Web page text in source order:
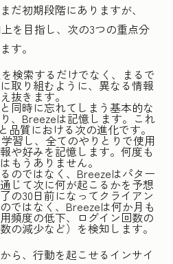
だ初期段階にありますが、
を目指し、次の3つの重点分
す。
検索するだけでなく、まるで
取り組むように、異なる情報
抜きます。
同時に忘れてしまう基本的な
、Breezeは記憶します。これ
品質における次の進化です。
習し、全てのやりとりで使用
や好みを記憶します。何度も
もうありません。
のではなく、Breezeはパター
じて次に何が起こるかを予想
の30日前になってクライアン
ではなく、Breezeは何か月も
頻度の低下、ログイン回数の
の減少など）を検知します。
ら、行動を起こせるインサイ